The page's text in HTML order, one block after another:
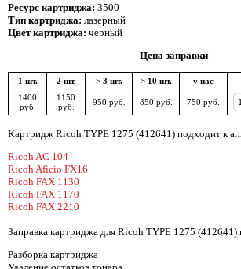
Ресурс картриджа: 3500
Тип картриджа: лазерный
Цвет картриджа: черный
Цена заправки
1 шт. 2 шт. > 3 шт. > 10 шт. у нас
1400
руб.
1150
руб.
950 руб. 850 руб. 750 руб.
Картридж Ricoh TYPE 1275 (412641) подходит к
Ricoh AC 104
Ricoh Aficio FX16
Ricoh FAX 1130
Ricoh FAX 1170
Ricoh FAX 2210
Заправка картриджа для Ricoh TYPE 1275 (412641)
Разборка картриджа